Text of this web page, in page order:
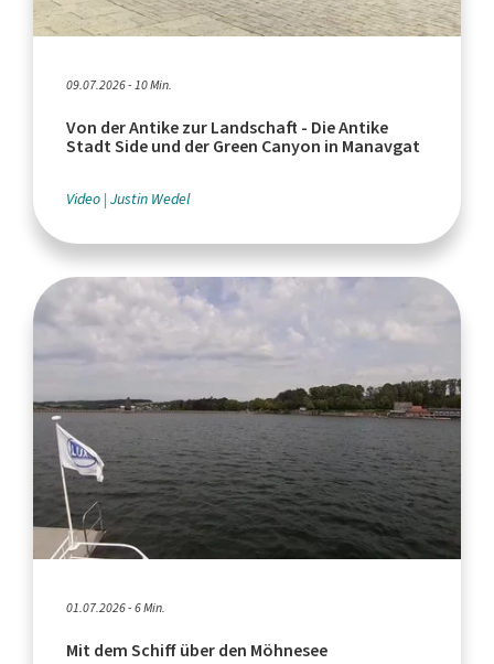
09.07.2026 - 10 Min.
Von der Antike zur Landschaft - Die Antike
Stadt Side und der Green Canyon in Manavgat
Video Justin Wedel
01.07.2026 - 6 Min.
Mit dem Schiff über den Möhnesee